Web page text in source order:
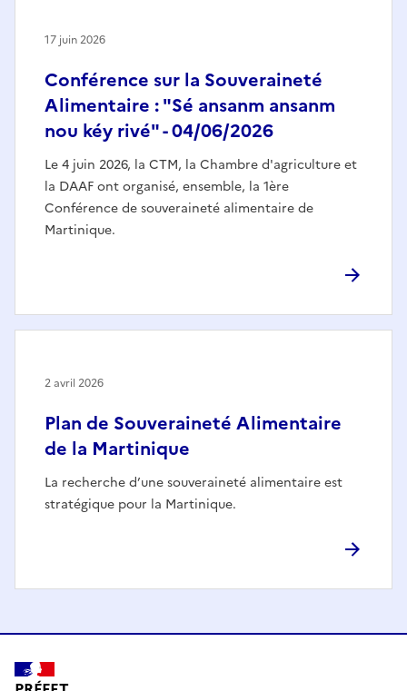
Conférence sur la Souveraineté
Alimentaire : "Sé ansanm ansanm
nou kéy rivé" - 04/06/2026
Le 4 juin 2026, la CTM, la Chambre d'agriculture et
la DAAF ont organisé, ensemble, la 1ère
Conférence de souveraineté alimentaire de
Martinique.
17 juin 2026
Plan de Souveraineté Alimentaire
de la Martinique
La recherche d’une souveraineté alimentaire est
stratégique pour la Martinique.
2 avril 2026